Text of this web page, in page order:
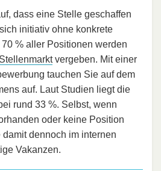
dass eine Stelle geschaffen
initiativ ohne konkrete
% aller Positionen werden
vergeben. Mit einer
tauchen Sie auf dem
auf. Laut Studien liegt die
rund 33 %. Selbst, wenn
oder keine Position
dennoch im internen
Vakanzen.